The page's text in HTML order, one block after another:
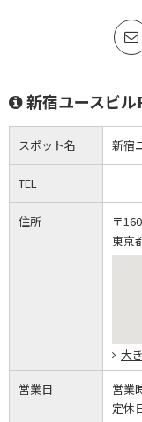
新宿ユースビ
スポット名 新宿
TEL
住所
〒
東京
大
営業日 営業
定休